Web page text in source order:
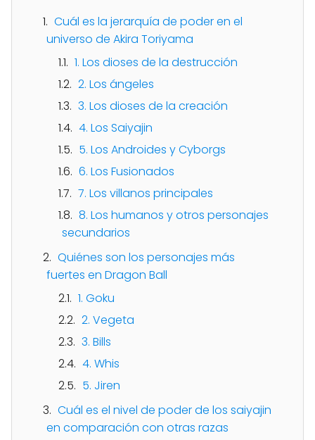
Cuál es la jerarquía de poder en el
universo de Akira Toriyama
1. Los dioses de la destrucción
2. Los ángeles
3. Los dioses de la creación
4. Los Saiyajin
5. Los Androides y Cyborgs
6. Los Fusionados
7. Los villanos principales
8. Los humanos y otros personajes
secundarios
Quiénes son los personajes más
fuertes en Dragon Ball
1. Goku
2. Vegeta
3. Bills
4. Whis
5. Jiren
Cuál es el nivel de poder de los saiyajin
en comparación con otras razas